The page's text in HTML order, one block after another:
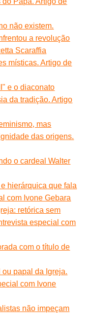
não existem.
a revolução
Scaraffia
místicas. Artigo de
e o diaconato
da tradição. Artigo
mas
das origens.
o cardeal Walter
hierárquica que fala
com Ivone Gebara
retórica sem
especial com
com o título de
papal da Igreja.
com Ivone
não impeçam